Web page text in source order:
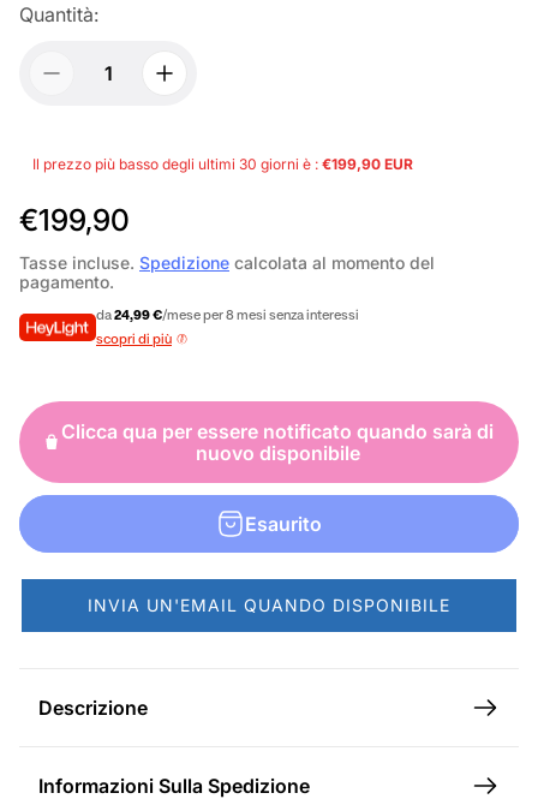
Quantità:
Il prezzo più basso degli ultimi 30 giorni è : €199,90 EUR
P
r
e
z
o
n
o
r
m
a
l
€199,90
Tasse incluse. Spedizione calcolata al momento del
pagamento.
da24,99 €/mese per 8 mesi senza interessi
scopri di più
Clicca qua per essere notificato quando sarà di
nuovo disponibile
Esaurito
INVIA UN'EMAIL QUANDO DISPONIBILE
Descrizione
Informazioni Sulla Spedizione